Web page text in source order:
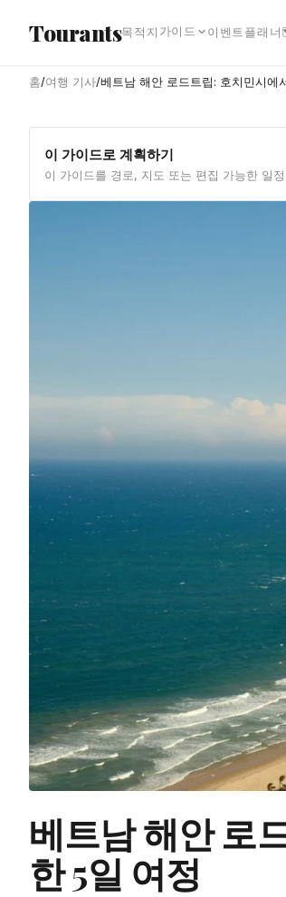
Tourants목적지 가이드 이벤트 플래너
홈/여행 기사/베트남 해안 로드트립: 호치민시에
이 가이드로 계획하기
이 가이드를 경로, 지도 또는 편집 가능한 일
베트남 해안 로
한 5일 여정